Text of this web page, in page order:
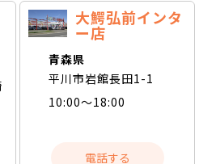
大鰐弘前インタ
ー店
青森県
平川市岩館長田1-1
10:00～18:00
電話する